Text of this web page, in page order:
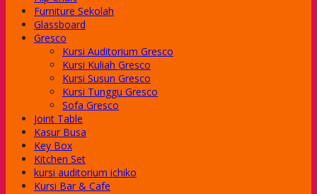
Furniture Sekolah
Glassboard
Gresco
Kursi Auditorium Gresco
Kursi Kuliah Gresco
Kursi Susun Gresco
Kursi Tunggu Gresco
Sofa Gresco
Joint Table
Kasur Busa
Key Box
Kitchen Set
kursi auditorium ichiko
Kursi Bar & Cafe